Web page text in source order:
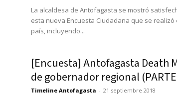
La alcaldesa de Antofagasta se mostró
esta nueva Encuesta Ciudadana que se
país, incluyendo...
[Encuesta] Antofagasta Death
de gobernador regional
Timeline Antofagasta - 21 septiembre 2018